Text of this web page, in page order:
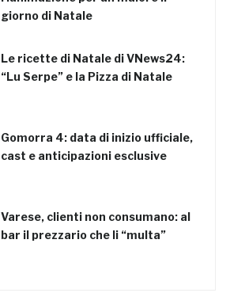
giorno di Natale
Le ricette di Natale di VNews24:
“Lu Serpe” e la Pizza di Natale
Gomorra 4: data di inizio ufficiale,
cast e anticipazioni esclusive
Varese, clienti non consumano: al
bar il prezzario che li “multa”